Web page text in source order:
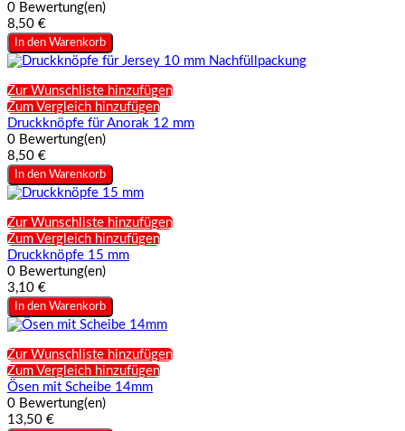
0 Bewertung(en)
8,50 €
In den Warenkorb
Zur Wunschliste hinzufügen
Zum Vergleich hinzufügen
Druckknöpfe für Anorak 12 mm
0 Bewertung(en)
8,50 €
In den Warenkorb
Zur Wunschliste hinzufügen
Zum Vergleich hinzufügen
Druckknöpfe 15 mm
0 Bewertung(en)
3,10 €
In den Warenkorb
Zur Wunschliste hinzufügen
Zum Vergleich hinzufügen
Ösen mit Scheibe 14mm
0 Bewertung(en)
13,50 €